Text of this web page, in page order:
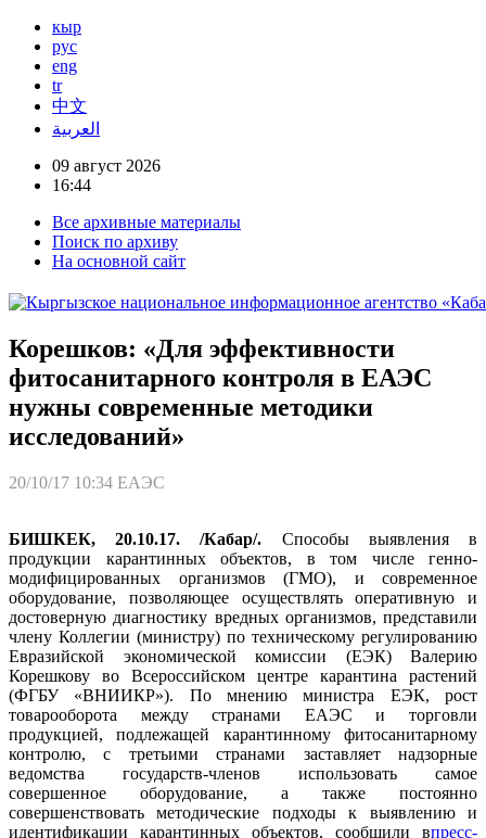
кыр
рус
eng
tr
中文
العربية
09 август 2026
16:44
Все архивные материалы
Поиск по архиву
На основной сайт
Корешков: «Для эффективности
фитосанитарного контроля в ЕАЭС
нужны современные методики
исследований»
20/10/17 10:34 ЕАЭС
БИШКЕК, 20.10.17. /Кабар/. Способы выявления в
продукции карантинных объектов, в том числе генно-
модифицированных организмов (ГМО), и современное
оборудование, позволяющее осуществлять оперативную и
достоверную диагностику вредных организмов, представили
члену Коллегии (министру) по техническому регулированию
Евразийской экономической комиссии (ЕЭК) Валерию
Корешкову во Всероссийском центре карантина растений
(ФГБУ «ВНИИКР»). По мнению министра ЕЭК, рост
товарооборота между странами ЕАЭС и торговли
продукцией, подлежащей карантинному фитосанитарному
контролю, с третьими странами заставляет надзорные
ведомства государств-членов использовать самое
совершенное оборудование, а также постоянно
совершенствовать методические подходы к выявлению и
идентификации карантинных объектов, сообщили впресс-